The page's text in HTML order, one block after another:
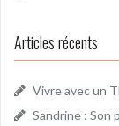
Articles récents
Vivre avec un
Sandrine : Son